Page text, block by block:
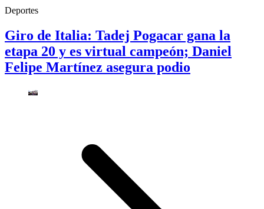
Deportes
Giro de Italia: Tadej Pogacar gana la
etapa 20 y es virtual campeón; Daniel
Felipe Martínez asegura podio